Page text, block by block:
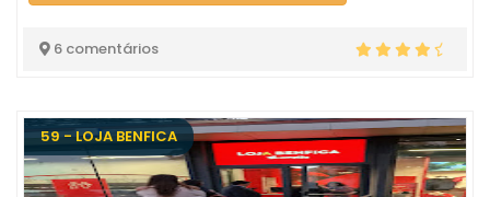
6 comentários
59 - LOJA BENFICA